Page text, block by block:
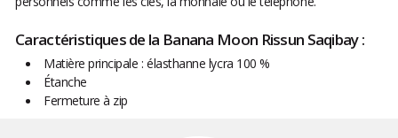
Caractéristiques de la Banana Moon Rissun Saqibay :
Matière principale : élasthanne lycra 100 %
Étanche
Fermeture à zip